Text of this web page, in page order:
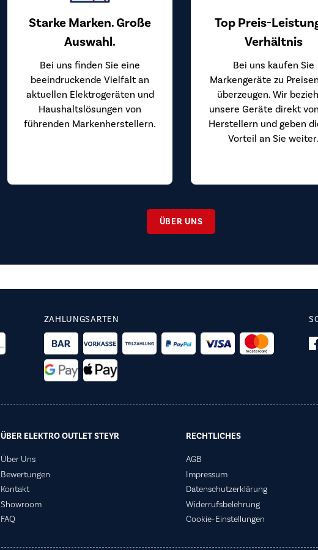
Starke Marken. Große
Auswahl.
Bei uns finden Sie eine
beeindruckende Vielfalt an
aktuellen Elektrogeräten und
Haushaltslösungen von
führenden Markenherstellern.
Top Preis-
Verhältnis
Bei uns kaufen Sie
Markengeräte zu
überzeugen. Wir
unsere Geräte direkt
Herstellern und geben
Vorteil an Sie weiter.
ÜBER UNS
ZAHLUNGSARTEN
ÜBER ELEKTRO OUTLET STEYR
Über Uns
Bewertungen
Kontakt
Showroom
FAQ
RECHTLICHES
AGB
Impressum
Datenschutzerklärung
Widerrufsbelehrung
Cookie-Einstellungen